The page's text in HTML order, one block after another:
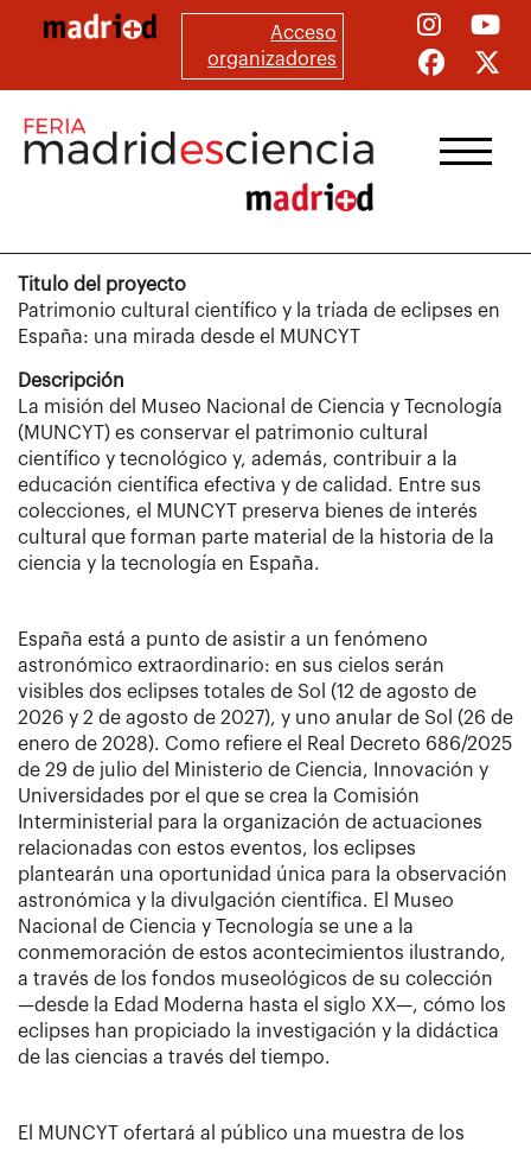
principal
Acceso
organizadores
Titulo del proyecto
Patrimonio cultural científico y la tríada de eclipses en
España: una mirada desde el MUNCYT
Descripción
La misión del Museo Nacional de Ciencia y Tecnología
(MUNCYT) es conservar el patrimonio cultural
científico y tecnológico y, además, contribuir a la
educación científica efectiva y de calidad. Entre sus
colecciones, el MUNCYT preserva bienes de interés
cultural que forman parte material de la historia de la
ciencia y la tecnología en España.
España está a punto de asistir a un fenómeno
astronómico extraordinario: en sus cielos serán
visibles dos eclipses totales de Sol (12 de agosto de
2026 y 2 de agosto de 2027), y uno anular de Sol (26 de
enero de 2028). Como refiere el Real Decreto 686/2025
de 29 de julio del Ministerio de Ciencia, Innovación y
Universidades por el que se crea la Comisión
Interministerial para la organización de actuaciones
relacionadas con estos eventos, los eclipses
plantearán una oportunidad única para la observación
astronómica y la divulgación científica. El Museo
Nacional de Ciencia y Tecnología se une a la
conmemoración de estos acontecimientos ilustrando,
a través de los fondos museológicos de su colección
—desde la Edad Moderna hasta el siglo XX—, cómo los
eclipses han propiciado la investigación y la didáctica
de las ciencias a través del tiempo.
El MUNCYT ofertará al público una muestra de los